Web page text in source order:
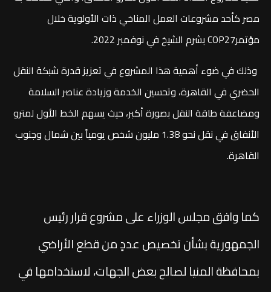
مصر كأحد مشروعات العمل المناخي ذات الأولوية خلال
مؤتمرCOP27 بشرم الشيخ في نوفمبر 2022.
وذلك في ضوء أهمية هذا المشروع في تعزيز قدرة شبكة النقل
الحضري في القاهرة، وتحسين الخدمة وزيادة عناصر السلامة
ومضاعفة طاقة النقل بصورة أكبر، حيث يسهم الخط الأول لمترو
الأنفاق في نقل نحو 1.38 مليون شخص يومياً بين شمال وجنوب
القاهرة.
كما وافق مجلس الوزراء على مشروع قرار رئيس
الجمهورية بشأن تخصيص عددٍ من قطع الأراضي
بمحافظة المنيا لصالح بعض الجهات، لاستخدامها في